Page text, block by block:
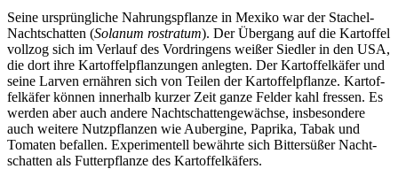
Sei­ne ursprüng­li­che Nah­rungs­pflan­ze in Mexi­ko war der Sta­chel-
Nacht­schat­ten (Sola­n­um rostra­tum). Der Über­gang auf die Kar­tof­fel
voll­zog sich im Ver­lauf des Vor­drin­gens wei­ßer Sied­ler in den USA,
die dort ihre Kar­tof­fel­pflan­zun­gen anleg­ten. Der Kar­tof­fel­kä­fer und
sei­ne Lar­ven ernäh­ren sich von Tei­len der Kar­tof­fel­pflan­ze. Kar­tof­
fel­kä­fer kön­nen inner­halb kur­zer Zeit gan­ze Fel­der kahl fres­sen. Es
wer­den aber auch ande­re Nacht­schat­ten­ge­wäch­se, ins­be­son­de­re
auch wei­te­re Nutz­pflan­zen wie Auber­gi­ne, Papri­ka, Tabak und
Toma­ten befal­len. Expe­ri­men­tell bewähr­te sich Bit­ter­sü­ßer Nacht­
schat­ten als Fut­ter­pflan­ze des Kartoffelkäfers.